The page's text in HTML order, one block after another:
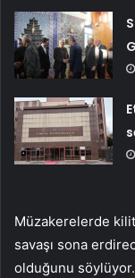
Müzakerelerde kilit
savaşı sona
olduğunu söylüyor.